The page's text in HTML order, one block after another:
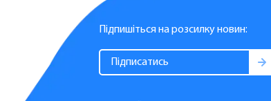
Підпишіться на розсилку новин: